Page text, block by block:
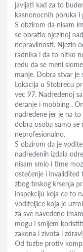
javljati kad za to
kasnonocnih poruka i
S obzirom da nisam
se obratio njezinoj
nepravilnosti. Njezin
radnika i da to nitko
redu da se meni
manje. Dobra stvar
Lokacija u Stobrecu
vec 97. Nadredenoj
deranje i mobbing .
nadredene jer je na
dobra osoba samo se
neprofesionalno.
S obzirom da je
nadredenih izdala
nisam smio i time
ostečenje i invalidited
zbog teskog krsenja
inspekciju koja ce to
voditeljice koja je
za sve navedeno
mogu i smijem
zakona i zivota i
Od tuzbe protiv